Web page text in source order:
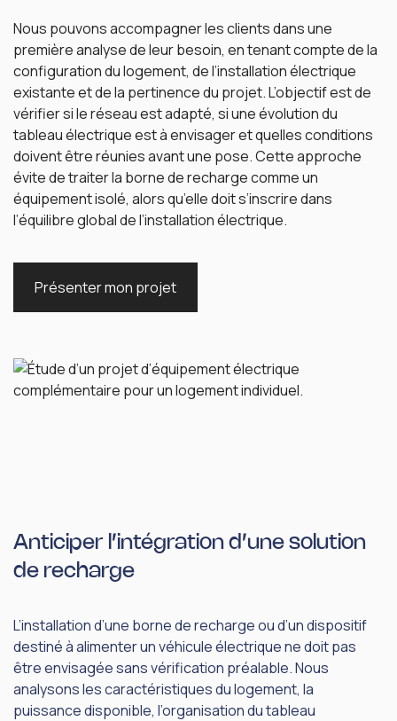
Nous pouvons accompagner les clients dans une
première analyse de leur besoin, en tenant compte de la
configuration du logement, de l’installation électrique
existante et de la pertinence du projet. L’objectif est de
vérifier si le réseau est adapté, si une évolution du
tableau électrique est à envisager et quelles conditions
doivent être réunies avant une pose. Cette approche
évite de traiter la borne de recharge comme un
équipement isolé, alors qu’elle doit s’inscrire dans
l’équilibre global de l’installation électrique.
Présenter mon projet
Anticiper l’intégration d’une solution
de recharge
L’installation d’une borne de recharge ou d’un dispositif
destiné à alimenter un véhicule électrique ne doit pas
être envisagée sans vérification préalable. Nous
analysons les caractéristiques du logement, la
puissance disponible, l’organisation du tableau